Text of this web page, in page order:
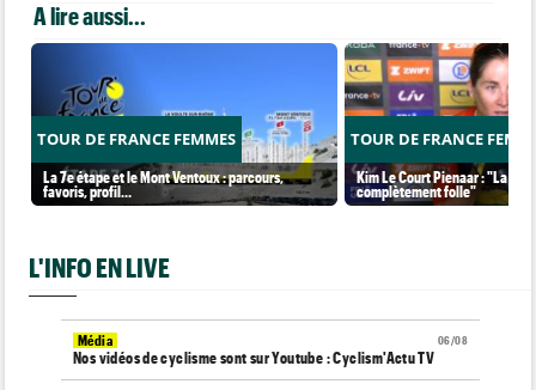
A lire aussi...
TOUR DE FRANCE FEMMES
La 7e étape et le Mont Ventoux : parcours,
favoris, profil…
TOUR DE FRANCE
Kim Le Court Pienaar : "La
complètement folle"
L'INFO EN LIVE
06/08
Média
Nos vidéos de cyclisme sont sur Youtube : Cyclism'Actu TV